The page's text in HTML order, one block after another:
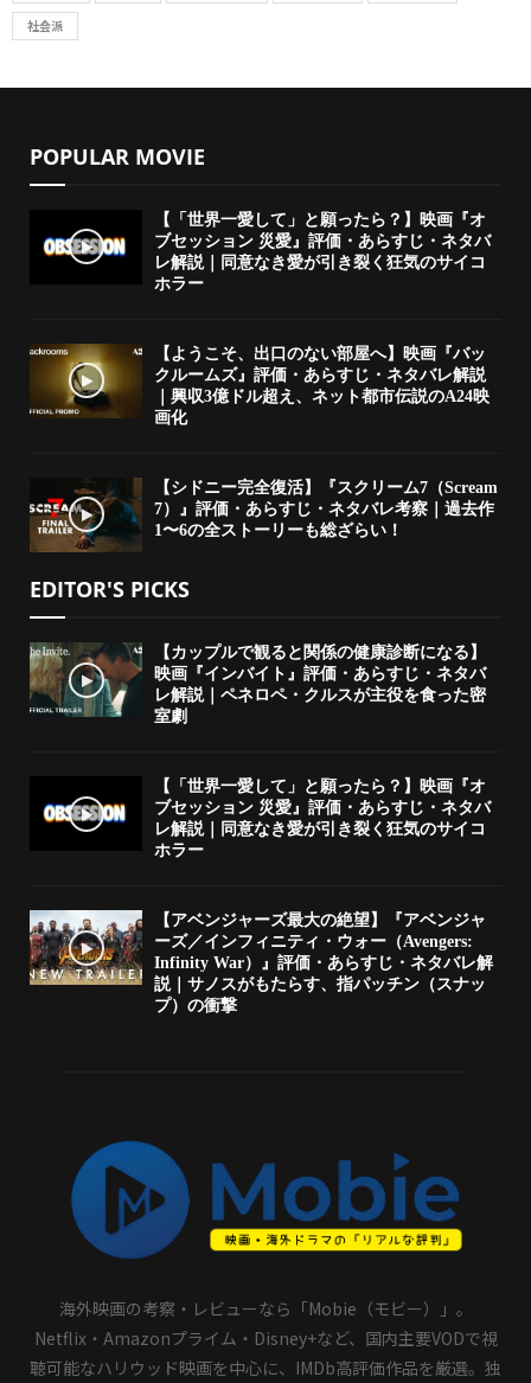
社会派
POPULAR MOVIE
【「世界一愛して」と願ったら？】映画『オ
ブセッション 災愛』評価・あらすじ・ネタバ
レ解説｜同意なき愛が引き裂く狂気のサイコ
ホラー
【ようこそ、出口のない部屋へ】映画『バッ
クルームズ』評価・あらすじ・ネタバレ解説
｜興収3億ドル超え、ネット都市伝説のA24映
画化
【シドニー完全復活】『スクリーム7（Scream
7）』評価・あらすじ・ネタバレ考察｜過去作
1〜6の全ストーリーも総ざらい！
EDITOR'S PICKS
【カップルで観ると関係の健康診断になる】
映画『インバイト』評価・あらすじ・ネタバ
レ解説｜ペネロペ・クルスが主役を食った密
室劇
【「世界一愛して」と願ったら？】映画『オ
ブセッション 災愛』評価・あらすじ・ネタバ
レ解説｜同意なき愛が引き裂く狂気のサイコ
ホラー
【アベンジャーズ最大の絶望】『アベンジャ
ーズ／インフィニティ・ウォー（Avengers:
Infinity War）』評価・あらすじ・ネタバレ解
説｜サノスがもたらす、指パッチン（スナッ
プ）の衝撃
海外映画の考察・レビューなら「Mobie（モビー）」。
Netflix・Amazonプライム・Disney+など、国内主要VODで視
聴可能なハリウッド映画を中心に、IMDb高評価作品を厳選。独